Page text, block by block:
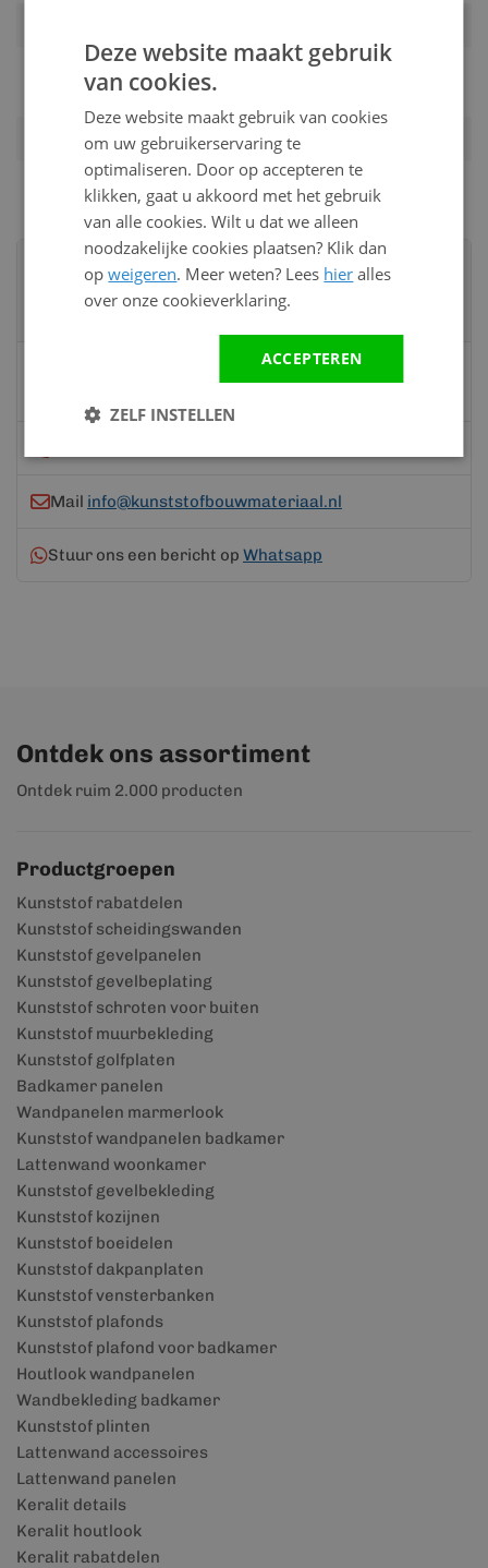
Op aanvraag per e-mail, telefoon of
offerte
Gewicht 15.00 kg
Advies nodig?
Neem contact op met een van onze
Mail info@kunststofbouwmateriaal.nl
Stuur ons een bericht op Whatsapp
Ontdek ons assortiment
Ontdek ruim 2.000 producten
Productgroepen
Kunststof rabatdelen
Kunststof scheidingswanden
Kunststof gevelpanelen
Kunststof gevelbeplating
Kunststof schroten voor buiten
Kunststof muurbekleding
Kunststof golfplaten
Badkamer panelen
Wandpanelen marmerlook
Kunststof wandpanelen badkamer
Lattenwand woonkamer
Kunststof gevelbekleding
Kunststof kozijnen
Kunststof boeidelen
Kunststof dakpanplaten
Kunststof vensterbanken
Kunststof plafonds
Kunststof plafond voor badkamer
Houtlook wandpanelen
Wandbekleding badkamer
Kunststof plinten
Lattenwand accessoires
Lattenwand panelen
Keralit details
Keralit houtlook
Keralit rabatdelen
Deze website maakt gebruik
van cookies.
Deze website maakt gebruik van cookies
om uw gebruikerservaring te
optimaliseren. Door op accepteren te
klikken, gaat u akkoord met het gebruik
van alle cookies. Wilt u dat we alleen
noodzakelijke cookies plaatsen? Klik dan
opweigeren. Meer weten? Lees hier alles
over onze cookieverklaring.
ACCEPTEREN
ZELF INSTELLEN